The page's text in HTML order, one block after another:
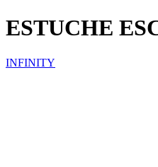
ESTUCHE
INFINITY